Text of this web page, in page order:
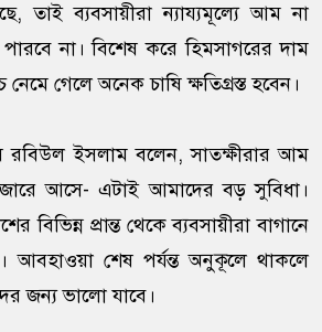
তাই ব্যবসায়ীরা ন্যায্যমূল্যে আম না
না। বিশেষ করে হিমসাগরের দাম
গেলে অনেক চাষি ক্ষতিগ্রস্ত হবেন।
রবিউল ইসলাম বলেন, সাতক্ষীরার আম
আসে- এটাই আমাদের বড় সুবিধা।
বিভিন্ন প্রান্ত থেকে ব্যবসায়ীরা বাগানে
শেষ পর্যন্ত অনুকূলে থাকলে
জন্য ভালো যাবে।